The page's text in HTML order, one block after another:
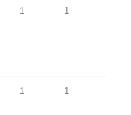
1 1
1 1